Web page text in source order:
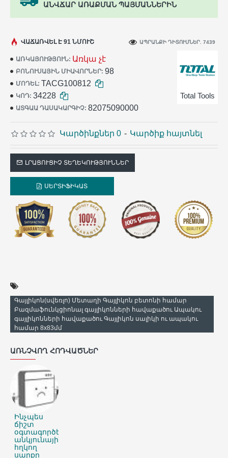
ԱՆՎՃԱՐ ԱՌԱՔՄԱՆ ՊԱՅՄԱՆՆԵՐԻՆ
ԱՌԿԱՅՈՒԹՅՈՒՆ: Առկա չէ
ԲՈՆՈՒՍԱՅԻՆ ՄԻԱՎՈՐՆԵՐ: 98
ՄՈԴԵԼ: TACG100812
ԿՈԴ: 34228
ԱՏԳԱԱ ԴԱՍԱԿԱՐԳԻՉ: 82075090000
Total Tools
ՎԱՃԱՌՎԵԼ Է 91 ՆՄՈՒՇ ԱՊՐԱՆՔԻ ԴԻՏՈՒՄՆԵՐ. 7439
Կարծինքներ 0 - Կարծիք հայտնել
ԼՐԱՑՈՒՑԻՉ ՏԵՂԵԿՈՒԹՅՈՒՆՆԵՐ
ՍԵՐՏԻՖԻԿԱՏ
Գայլիկոն(սվեռլո) Մետաղի Գայլիկոն բետոնի համար
Բազմաֆունկցիոնալ գայլիկոնների հավաքածու Ապակու
գայլիկոնների հավաքածու Գայլիկոն սալիկի ու ապակու
համար 8x83մմ
ԱՌՆՉՎՈՂ ՀՈԴՎԱԾՆԵՐ
Ինչպես
ճիշտ
օգտագործել
անկյունային
հղկող
սարքը